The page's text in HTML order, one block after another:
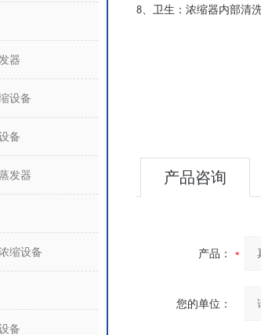
器
设备
备
发器
缩设备
备
8、卫生：浓缩器内部清
产品咨询
产品：
您的单位：